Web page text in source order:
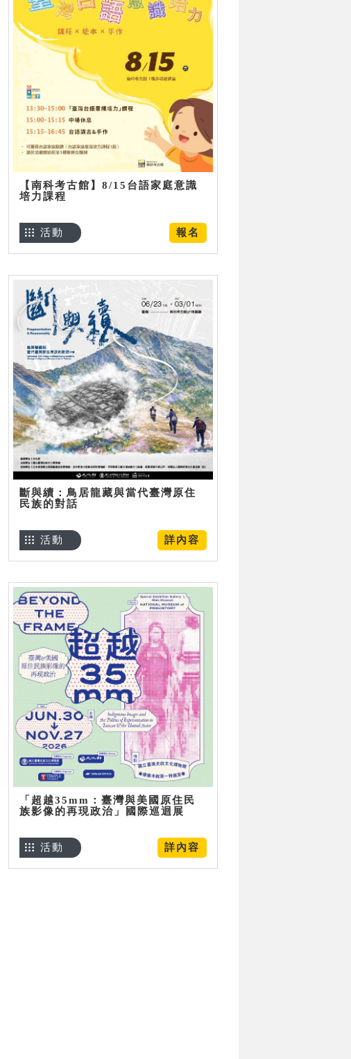
【南科考古館】8/15台語家庭意識
培力課程
報名
活動
斷與續：鳥居龍藏與當代臺灣原住
民族的對話
詳內容
活動
「超越35mm：臺灣與美國原住民
族影像的再現政治」國際巡迴展
詳內容
活動